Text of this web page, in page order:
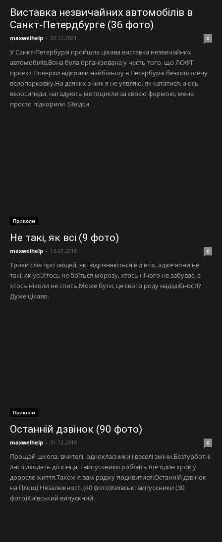
Виставка незвичайних автомобілів в
Санкт-Петердбурге (36 фото)
maxwelhelp - 22.12.2021 0
У Санкт-Петербурзі пройшла цікава виставка незвичайних
автомобілів.Вона була організована у честь того, що ЛОФТ
проект Поверхи відкрили найбільшу в Петербурзі безкоштовну
велопарковку.На деяких з них я не уявляю, як кататися, а ось
велосипеди, нагадують мотоцикли за своєю формою, мене
просто підкорили :)Звідси
Приколи
Не такі, як всі (9 фото)
maxwelhelp - 13.07.2018 0
Трохи слів про людей, які відрізняються від всіх, адже вони не
такі, як усі.Хтось не боїться морозу, хтось нічого не забуває, а
хтось ніколи не спить.Може бути, це свого роду надздібності?
Дуже цікаво.
Приколи
Останній дзвінок (90 фото)
maxwelhelp - 31.12.2019 0
Прощай школа, вчителі, однокласники і веселі зміни.Безтурботні
дні підходять до кінця, і випускники роблять ще один крок у
доросле життя.Також я вам раджу подивитися:Останній дзвінок
на Площі Незалежності (40 фото)Київські випускники (30
фото)Київський випускний.